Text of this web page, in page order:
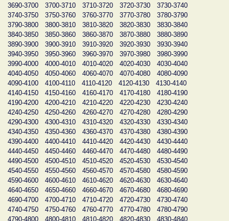
3690-3700
3700-3710 3710-3720 3720-3730
3730-3740
3740-3750
3750-3760 3760-3770 3770-3780
3780-3790
3790-3800
3800-3810 3810-3820 3820-3830
3830-3840
3840-3850
3850-3860 3860-3870 3870-3880
3880-3890
3890-3900
3900-3910 3910-3920 3920-3930
3930-3940
3940-3950
3950-3960 3960-3970 3970-3980
3980-3990
3990-4000
4000-4010 4010-4020 4020-4030
4030-4040
4040-4050
4050-4060 4060-4070 4070-4080
4080-4090
4090-4100
4100-4110 4110-4120 4120-4130
4130-4140
4140-4150
4150-4160 4160-4170 4170-4180
4180-4190
4190-4200
4200-4210 4210-4220 4220-4230
4230-4240
4240-4250
4250-4260 4260-4270 4270-4280
4280-4290
4290-4300
4300-4310 4310-4320 4320-4330
4330-4340
4340-4350
4350-4360 4360-4370 4370-4380
4380-4390
4390-4400
4400-4410 4410-4420 4420-4430
4430-4440
4440-4450
4450-4460 4460-4470 4470-4480
4480-4490
4490-4500
4500-4510 4510-4520 4520-4530
4530-4540
4540-4550
4550-4560 4560-4570 4570-4580
4580-4590
4590-4600
4600-4610 4610-4620 4620-4630
4630-4640
4640-4650
4650-4660 4660-4670 4670-4680
4680-4690
4690-4700
4700-4710 4710-4720 4720-4730
4730-4740
4740-4750
4750-4760 4760-4770 4770-4780
4780-4790
4790-4800
4800-4810 4810-4820 4820-4830
4830-4840